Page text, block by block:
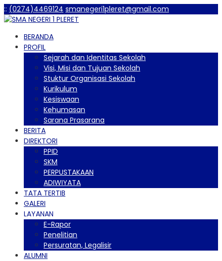
:: (0274)4469124 smanegeri1pleret@gmail.com
BERANDA
PROFIL
Sejarah dan Identitas Sekolah
Visi, Misi dan Tujuan Sekolah
Stuktur Organisasi Sekolah
Kurikulum
Kesiswaan
Kehumasan
Sarana Prasarana
BERITA
DIREKTORI
PPID
SKM
PERPUSTAKAAN
ADIWIYATA
TATA TERTIB
GALERI
LAYANAN
E-Rapor
Penelitian
Persuratan, Legalisir
ALUMNI